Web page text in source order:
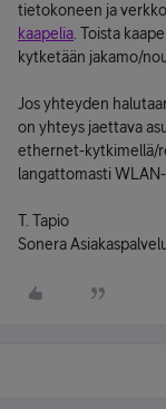
tietokoneen ja
kaapelia . Toista
kytketään jakamo/
Jos yhteyden
on yhteys jaettava
ethernet-kytkimellä/
langattomasti
T. Tapio
Sonera